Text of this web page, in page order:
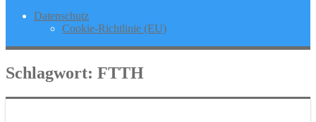
Datenschutz
Cookie-Richtlinie (EU)
Schlagwort: FTTH